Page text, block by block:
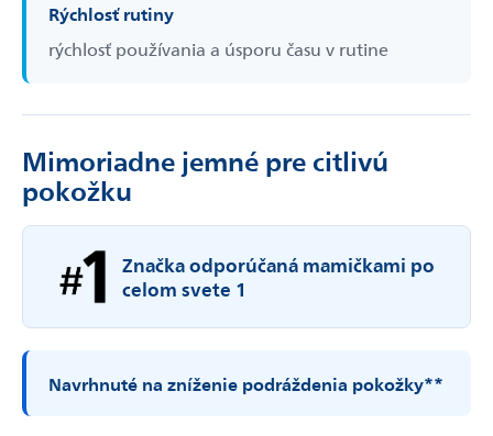
Rýchlosť rutiny
rýchlosť používania a úsporu času v rutine
Mimoriadne jemné pre citlivú
pokožku
Značka odporúčaná mamičkami po
celom svete 1
Navrhnuté na zníženie podráždenia pokožky**